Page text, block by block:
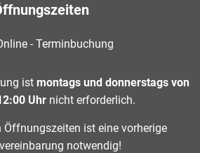
- Terminbuchung
ist montags und donnerstags von
Uhr nicht erforderlich.
Öffnungszeiten ist eine vorherige
notwendig!